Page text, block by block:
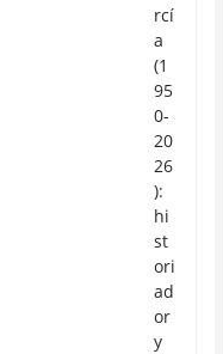
rcí
a
(1
95
0-
20
26
):
hi
st
ori
ad
or
y